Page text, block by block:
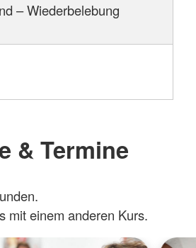
– Wiederbelebung
& Termine
mit einem anderen Kurs.